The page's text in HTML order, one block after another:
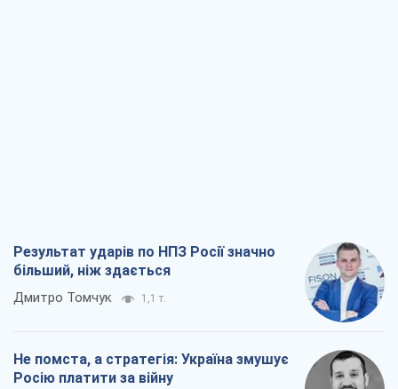
Результат ударів по НПЗ Росії значно
більший, ніж здається
Дмитро Томчук 1,1 т.
Не помста, а стратегія: Україна змушує
Росію платити за війну